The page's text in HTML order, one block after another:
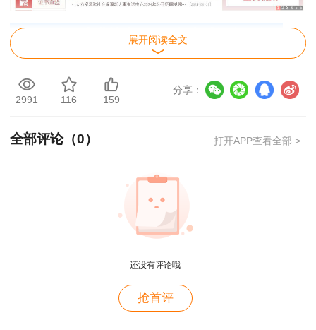
2.登录全国专业技术人员资格考试报名服务平
台
新用户需点击“新用户注册”完成注册后进入系
统。
展开阅读全文
2991 116 159
分享：
全部评论（0） 打开APP查看全部 >
还没有评论哦
抢首评